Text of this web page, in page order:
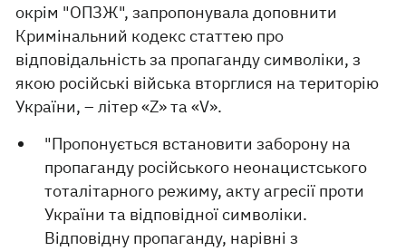
окрім "ОПЗЖ", запропонувала доповнити
Кримінальний кодекс статтею про
відповідальність за пропаганду символіки, з
якою російські війська вторглися на територію
України, – літер «Z» та «V».
"Пропонується встановити заборону на
пропаганду російського неонацистського
тоталітарного режиму, акту агресії проти
України та відповідної символіки.
Відповідну пропаганду, нарівні з